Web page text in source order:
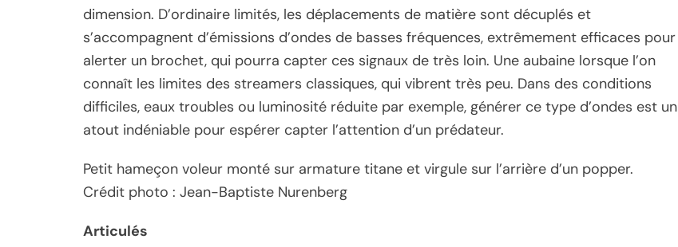
dimension. D’ordinaire limités, les déplacements de matière sont décuplés et
s’accompagnent d’émissions d’ondes de basses fréquences, extrêmement efficaces pour
alerter un brochet, qui pourra capter ces signaux de très loin. Une aubaine lorsque l’on
connaît les limites des streamers classiques, qui vibrent très peu. Dans des conditions
difficiles, eaux troubles ou luminosité réduite par exemple, générer ce type d’ondes est un
atout indéniable pour espérer capter l’attention d’un prédateur.
Petit hameçon voleur monté sur armature titane et virgule sur l’arrière d’un popper.
Crédit photo : Jean-Baptiste Nurenberg
Articulés